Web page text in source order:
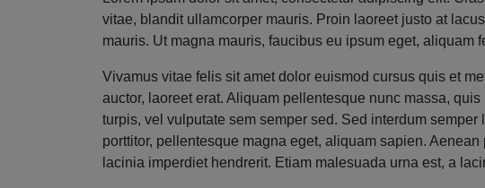
vitae, blandit ullamcorper mauris. Proin laoreet justo at
mauris. Ut magna mauris, faucibus eu ipsum eget, aliquam
Vivamus vitae felis sit amet dolor euismod cursus quis et
auctor, laoreet erat. Aliquam pellentesque nunc massa,
turpis, vel vulputate sem semper sed. Sed interdum
porttitor, pellentesque magna eget, aliquam sapien.
lacinia imperdiet hendrerit. Etiam malesuada urna est, a